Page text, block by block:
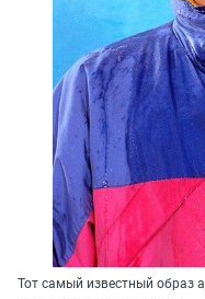
Тот самый известный образ